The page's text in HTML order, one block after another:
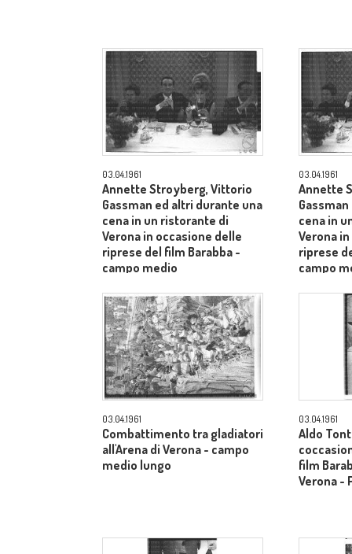
03.04.1961
Annette Stroyberg, Vittorio
Gassman ed altri durante una
cena in un ristorante di
Verona in occasione delle
riprese del film Barabba -
campo medio
03.04.1961
Annette
cena in
Verona
riprese
campo
03.04.1961
Combattimento tra gladiatori
all'Arena di Verona - campo
medio lungo
03.04.1961
Aldo
film
Verona -